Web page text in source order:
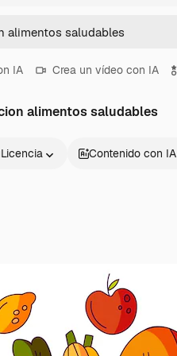
IA Crea un vídeo con IA
alimentos saludables
Licencia Contenido con IA